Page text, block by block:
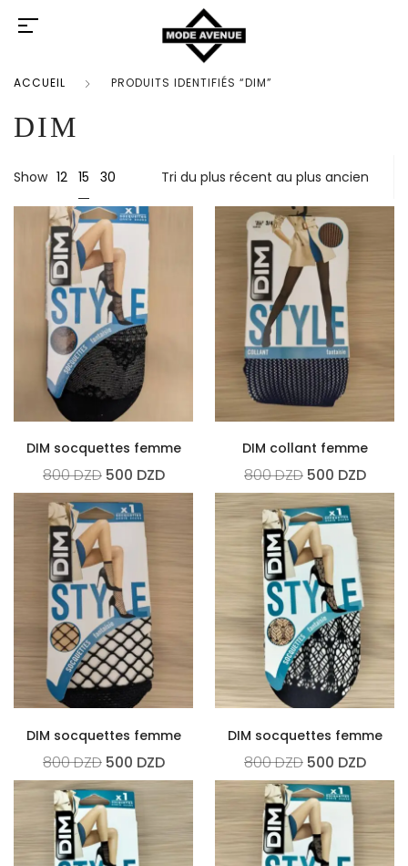
ACCUEIL PRODUITS IDENTIFIÉS “DIM”
DIM
Show 12 15 30
DIM socquettes femme
800DZD 500 DZD
DIM collant femme
800DZD 500 DZD
DIM socquettes femme
800DZD 500 DZD
DIM socquettes femme
800DZD 500 DZD